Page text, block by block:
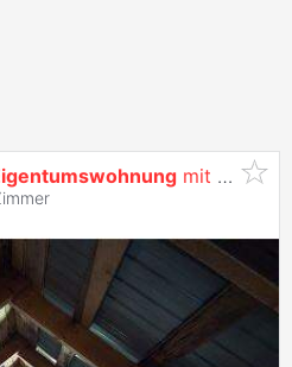
mit Terrasse und zwei Balkonen